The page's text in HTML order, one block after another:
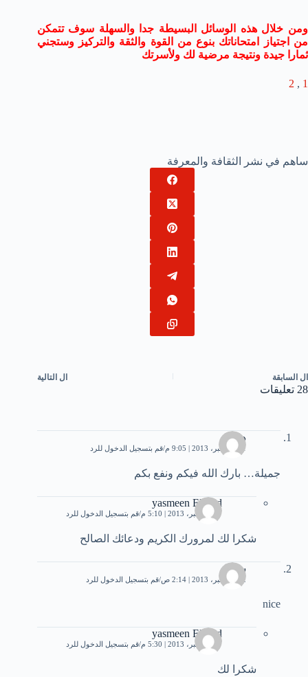
ومن خلال هذه الوسائل البسيطة جدا والسهلة سوف تتمكن
من اجتياز امتحاناتك بنوع من القوة والثقة والتركيز وستجني
ثمارا جيدة ونتيجة مرضية لك ولأسرتك
1
,
2
ساهم في نشر الثقافة والمعرفة
ال السابقة ال التالية
28 تعليقات
دودى
21 ديسمبر، 2013 | 9:05 م قم بتسجيل الدخول للرد
جميلة… بارك الله فيكم ونفع بكم
yasmeen Elsayd
27 ديسمبر، 2013 | 5:10 م قم بتسجيل الدخول للرد
شكرا لك لمرورك الكريم ودعائك الصالح
سابيل
22 ديسمبر، 2013 | 2:14 ص قم بتسجيل الدخول للرد
nice
yasmeen Elsayd
27 ديسمبر، 2013 | 5:30 م قم بتسجيل الدخول للرد
شكرا لك